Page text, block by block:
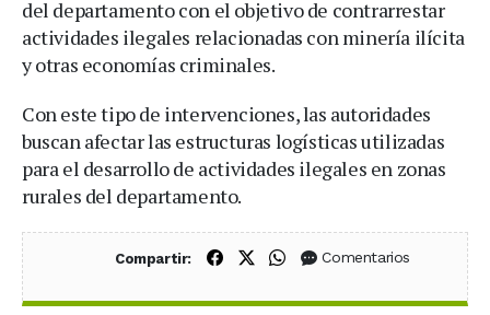
del departamento con el objetivo de contrarrestar
actividades ilegales relacionadas con minería ilícita
y otras economías criminales.
Con este tipo de intervenciones, las autoridades
buscan afectar las estructuras logísticas utilizadas
para el desarrollo de actividades ilegales en zonas
rurales del departamento.
Compartir: Compartir en Facebook
Compartir en X (Twitter)
Compartir en WhatsApp
Comentarios